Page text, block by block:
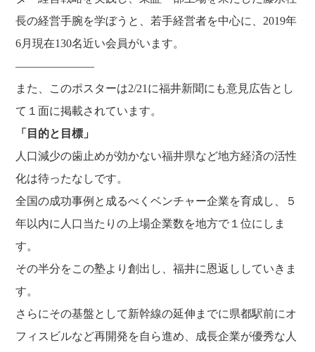
History
Wholesale
企业理念
自有品牌产品
長の経営手腕を学ぼうと、若手経営者を中心に、2019年
6月現在130名近い会員がいます。
———————
また、このポスターは2/21に福井新聞にも意見広告とし
て１面に掲載されています。
「目的と目標」
人口減少の歯止めが効かない福井県など地方経済の活性
化は待ったなしです。
全国の成功事例と成るべくベンチャー企業を育成し、５
年以内に人口当たりの上場企業数を地方で１位にしま
す。
その半分をこの塾より創出し、福井に恩返ししていきま
す。
さらにその基盤として新幹線の延伸までに県都駅前にオ
フィスビルなど再開発を自ら進め、成長企業が優秀な人